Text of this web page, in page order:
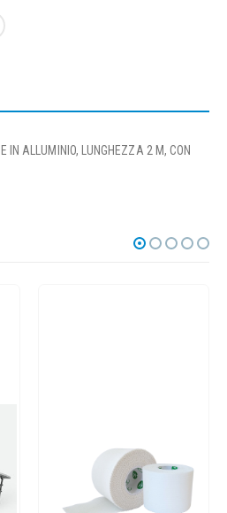
ALLUMINIO, LUNGHEZZA 2 M, CON